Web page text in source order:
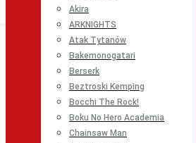
Akira
ARKNIGHTS
Atak Tytanów
Bakemonogatari
Berserk
Beztroski Kemping
Bocchi The Rock!
Boku No Hero Academia
Chainsaw Man